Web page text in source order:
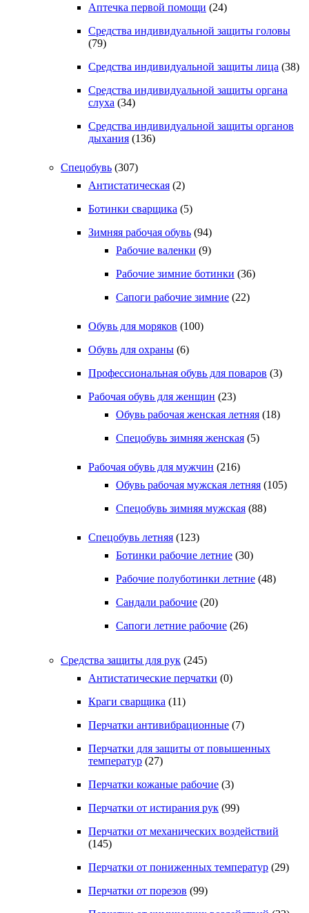
Аптечка первой помощи (24)
Средства индивидуальной защиты головы
(79)
Средства индивидуальной защиты лица (38)
Средства индивидуальной защиты органа
слуха (34)
Средства индивидуальной защиты органов
дыхания (136)
Спецобувь (307)
Антистатическая (2)
Ботинки сварщика (5)
Зимняя рабочая обувь (94)
Рабочие валенки (9)
Рабочие зимние ботинки (36)
Сапоги рабочие зимние (22)
Обувь для моряков (100)
Обувь для охраны (6)
Профессиональная обувь для поваров (3)
Рабочая обувь для женщин (23)
Обувь рабочая женская летняя (18)
Спецобувь зимняя женская (5)
Рабочая обувь для мужчин (216)
Обувь рабочая мужская летняя (105)
Спецобувь зимняя мужская (88)
Спецобувь летняя (123)
Ботинки рабочие летние (30)
Рабочие полуботинки летние (48)
Сандали рабочие (20)
Сапоги летние рабочие (26)
Средства защиты для рук (245)
Антистатические перчатки (0)
Краги сварщика (11)
Перчатки антивибрационные (7)
Перчатки для защиты от повышенных
температур (27)
Перчатки кожаные рабочие (3)
Перчатки от истирания рук (99)
Перчатки от механических воздействий
(145)
Перчатки от пониженных температур (29)
Перчатки от порезов (99)